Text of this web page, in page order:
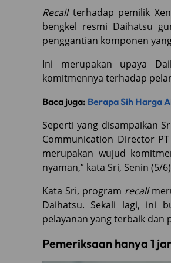
Recallterhadap pemilik
bengkel resmi Daihatsu
penggantian komponen
Ini merupakan upaya
komitmennya terhadap
Baca juga: Berapa Sih Harga
Seperti yang disampaikan
Communication Director
merupakan wujud
nyaman,” kata Sri, Senin (5/
Kata Sri, program recall
Daihatsu. Sekali lagi, ini
pelayanan yang terbaik dan
Pemeriksaan hanya 1